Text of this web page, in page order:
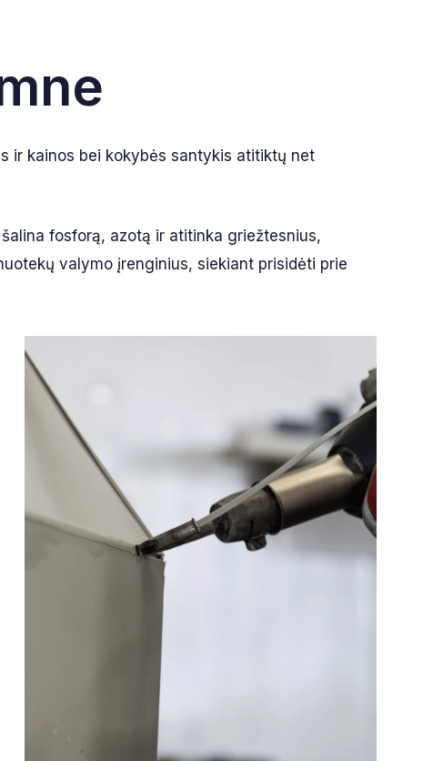
ir kainos bei kokybės santykis atitiktų net
fosforą, azotą ir atitinka griežtesnius,
valymo įrenginius, siekiant prisidėti prie